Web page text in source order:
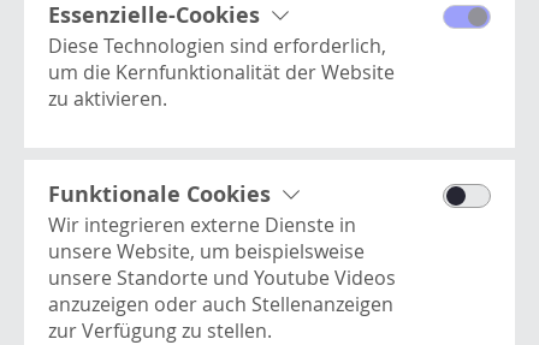
VOLVO FINANZIERUNGSAKTION
Essenzielle-Cookies
Diese Technologien sind erforderlich,
um die Kernfunktionalität der Website
zu aktivieren.
Dieses Cookie enthält
Basisinformationen zur Benutzer-
Session und ist essentiell für die
Website.
Funktionale Cookies
Wir integrieren externe Dienste in
unsere Website, um beispielsweise
unsere Standorte und Youtube Videos
anzuzeigen oder auch Stellenanzeigen
zur Verfügung zu stellen.